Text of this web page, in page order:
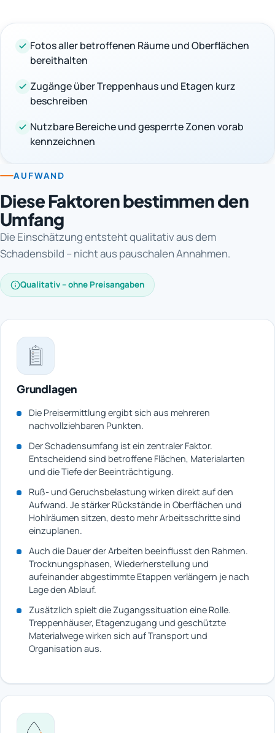
Fotos aller betroffenen Räume und Oberflächen
bereithalten
Zugänge über Treppenhaus und Etagen kurz
beschreiben
Nutzbare Bereiche und gesperrte Zonen vorab
kennzeichnen
AUFWAND
Diese Faktoren bestimmen den
Umfang
Die Einschätzung entsteht qualitativ aus dem
Schadensbild – nicht aus pauschalen Annahmen.
Qualitativ – ohne Preisangaben
Grundlagen
Die Preisermittlung ergibt sich aus mehreren
nachvollziehbaren Punkten.
Der Schadensumfang ist ein zentraler Faktor.
Entscheidend sind betroffene Flächen, Materialarten
und die Tiefe der Beeinträchtigung.
Ruß- und Geruchsbelastung wirken direkt auf den
Aufwand. Je stärker Rückstände in Oberflächen und
Hohlräumen sitzen, desto mehr Arbeitsschritte sind
einzuplanen.
Auch die Dauer der Arbeiten beeinflusst den Rahmen.
Trocknungsphasen, Wiederherstellung und
aufeinander abgestimmte Etappen verlängern je nach
Lage den Ablauf.
Zusätzlich spielt die Zugangssituation eine Rolle.
Treppenhäuser, Etagenzugang und geschützte
Materialwege wirken sich auf Transport und
Organisation aus.